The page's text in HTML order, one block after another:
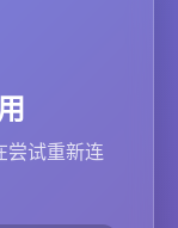
尝试重新连